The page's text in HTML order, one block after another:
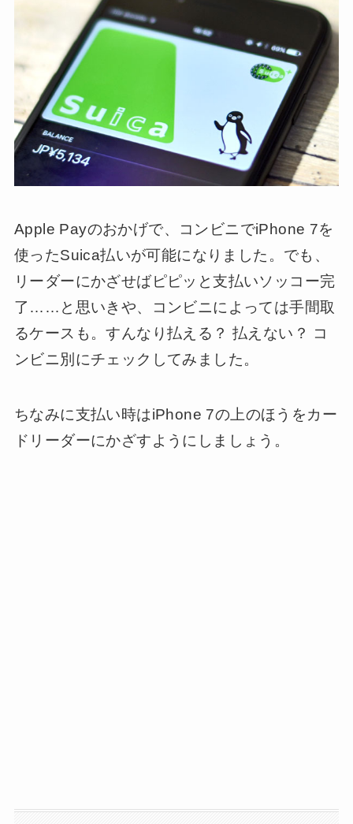
Apple Payのおかげで、コンビニでiPhone 7を
使ったSuica払いが可能になりました。でも、
リーダーにかざせばピピッと支払いソッコー完
了……と思いきや、コンビニによっては手間取
るケースも。すんなり払える？ 払えない？ コ
ンビニ別にチェックしてみました。
ちなみに支払い時はiPhone 7の上のほうをカー
ドリーダーにかざすようにしましょう。